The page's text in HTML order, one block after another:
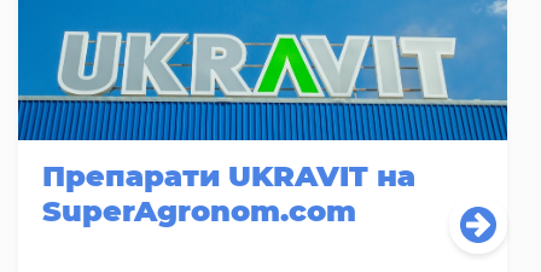
Препарати UKRAVIT на
SuperAgronom.com